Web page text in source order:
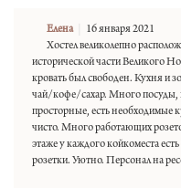
Елена
16 января 2021
Хостел великолепно
исторической части Великого
кровать был свободен. Кухня и
чай/кофе/сахар. Много посуды,
просторные, есть необходимые
чисто. Много работающих
этаже у каждого койкоместа
розетки. Уютно. Персонал на